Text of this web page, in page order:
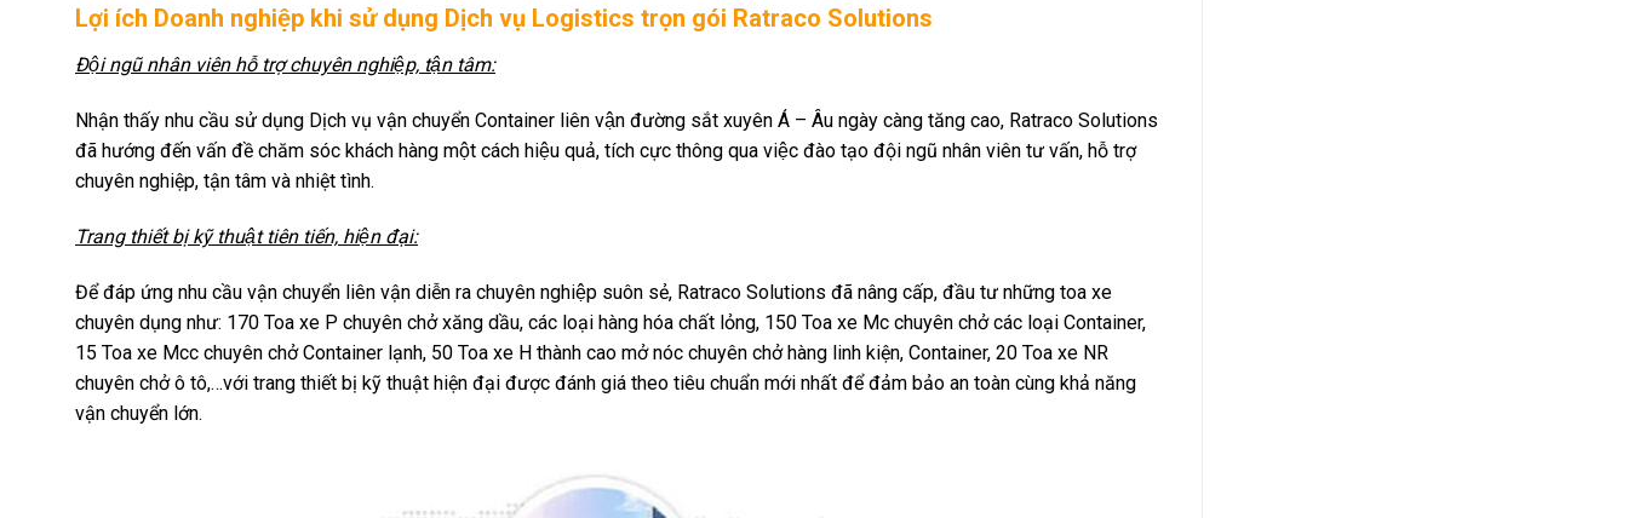
Lợi ích Doanh nghiệp khi sử dụng Dịch vụ Logistics trọn gói Ratraco Solutions
Đội ngũ nhân viên hỗ trợ chuyên nghiệp, tận tâm:
Nhận thấy nhu cầu sử dụng Dịch vụ vận chuyển Container liên vận đường sắt xuyên Á – Âu ngày càng tăng cao, Ratraco Solutions
đã hướng đến vấn đề chăm sóc khách hàng một cách hiệu quả, tích cực thông qua việc đào tạo đội ngũ nhân viên tư vấn, hỗ trợ
chuyên nghiệp, tận tâm và nhiệt tình.
Trang thiết bị kỹ thuật tiên tiến, hiện đại:
Để đáp ứng nhu cầu vận chuyển liên vận diễn ra chuyên nghiệp suôn sẻ, Ratraco Solutions đã nâng cấp, đầu tư những toa xe
chuyên dụng như: 170 Toa xe P chuyên chở xăng dầu, các loại hàng hóa chất lỏng, 150 Toa xe Mc chuyên chở các loại Container,
15 Toa xe Mcc chuyên chở Container lạnh, 50 Toa xe H thành cao mở nóc chuyên chở hàng linh kiện, Container, 20 Toa xe NR
chuyên chở ô tô,…với trang thiết bị kỹ thuật hiện đại được đánh giá theo tiêu chuẩn mới nhất để đảm bảo an toàn cùng khả năng
vận chuyển lớn.